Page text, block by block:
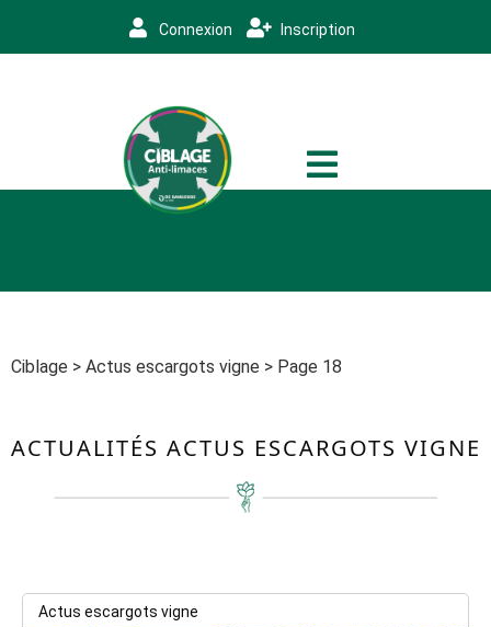
Connexion Inscription
Ciblage > Actus escargots vigne > Page 18
ACTUALITÉS ACTUS ESCARGOTS VIGNE
Actus escargots vigne